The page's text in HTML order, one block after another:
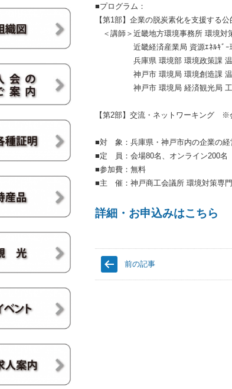
■プログラム：
【第1部】企業の脱炭素化を支援する
＜講師＞近畿地方環境事務所 環境対
近畿経済産業局 資源ｴﾈﾙｷﾞｰ環
兵庫県 環境部 環境政策課 温暖
神戸市 環境局 環境創造課 温暖
神戸市 環境局 経済観光局 工業
【第2部】交流・ネットワーキング ※
■対 象：兵庫県・神戸市内の企業の経
■定 員：会場80名、オンライン200名
■参加費：無料
■主 催：神戸商工会議所 環境対策専
詳細・お申込みはこちら
前の記事